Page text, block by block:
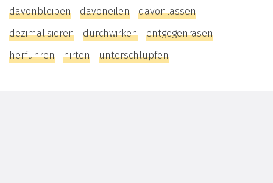
davonbleiben
davoneilen
davonlassen
dezimalisieren
durchwirken
entgegenrasen
herführen
hirten unterschlupfen